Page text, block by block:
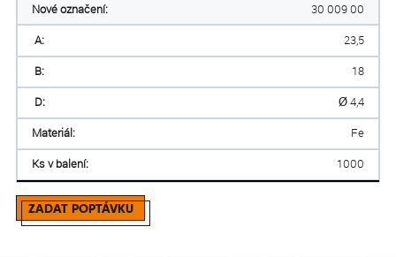
Nové označení: 30 009 00
A: 23,5
B: 18
D: Ø 4,4
Materiál: Fe
Ks v balení: 1000
ZADAT POPTÁVKU